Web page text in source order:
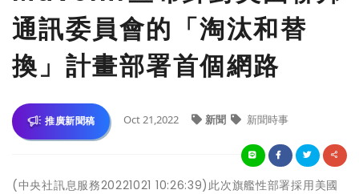
通訊委員會的「淘汰和替
換」計畫部署首個網路
推廣新聞稿 Oct 21,2022 新聞 新聞時事
(中央社訊息服務20221021 10:26:39)此次旗艦性部署採用美國